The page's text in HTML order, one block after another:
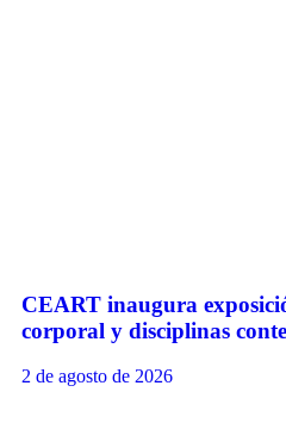
CEART inaugura
corporal y disciplinas
2 de agosto de 2026